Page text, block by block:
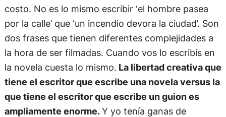
costo. No es lo mismo escribir ‘el hombre pasea
por la calle’ que ‘un incendio devora la ciudad’. Son
dos frases que tienen diferentes complejidades a
la hora de ser filmadas. Cuando vos lo escribís en
la novela cuesta lo mismo. La libertad creativa que
tiene el escritor que escribe una novela versus la
que tiene el escritor que escribe un guion es
ampliamente enorme.Y yo tenía ganas de